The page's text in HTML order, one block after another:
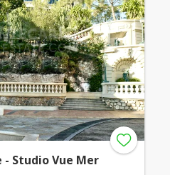
- Studio Vue Mer